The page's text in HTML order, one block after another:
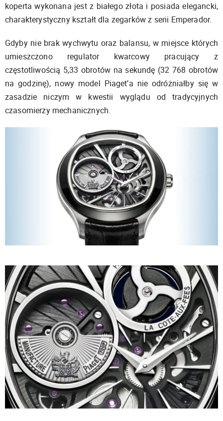
koperta wykonana jest z białego złota i posiada elegancki,
charakterystyczny kształt dla zegarków z serii Emperador.
Gdyby nie brak wychwytu oraz balansu, w miejsce których
umieszczono regulator kwarcowy pracujący z
częstotliwością 5,33 obrotów na sekundę (32 768 obrotów
na godzinę), nowy model Piaget’a nie odróżniałby się w
zasadzie niczym w kwestii wyglądu od tradycyjnych
czasomierzy mechanicznych.